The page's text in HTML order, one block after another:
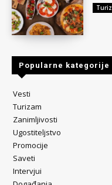
Popularne kategorije
Vesti
Turizam
Zanimljivosti
Ugostiteljstvo
Promocije
Saveti
Intervjui